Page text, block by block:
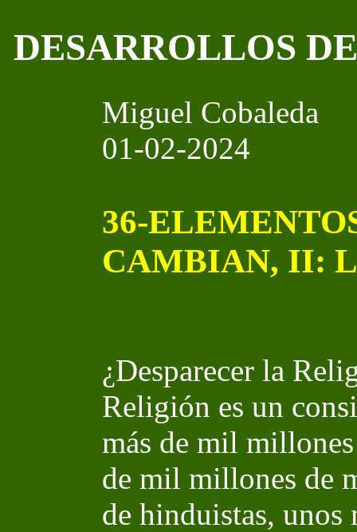
DESARROLLOS
Miguel Cobaleda
01-02-2024
36-
CAMBIAN, II:
¿Desparecer la
Religión es un
más de mil
de mil millones de
de hinduistas,